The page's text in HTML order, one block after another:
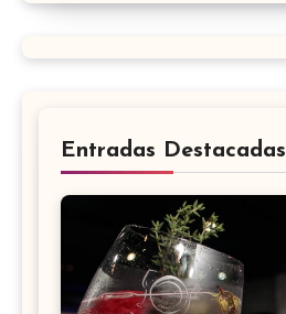
Entradas Destacadas